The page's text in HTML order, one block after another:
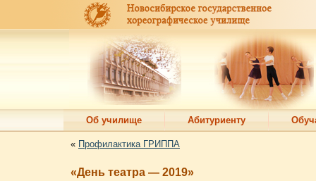
Об училище Абитуриенту
« Профилактика ГРИППА
«День театра — 2019»